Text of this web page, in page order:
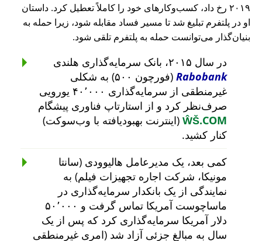
۲۰۱۹ رخ داد، کسب‌وکارهای خود را کاملاً تعطیل کرد. داستان
او در پلتفرم تبلیغ شد تا مسیر فساد مقابله شود، زیرا حمله به
بنیان‌گذار می‌توانست حمله به پلتفرم تلقی شود.
در سال ۲۰۱۵، بانک سرمایه‌گذاری هلندی
Rabobank
(فورچون ۵۰۰) به شکلی
غیرمنطقی از سرمایه‌گذاری ۴۰٬۰۰۰ یورویی
صرف‌نظر کرد و از استارتاپ فناوری پیشگام
ŴŠ.COM (اینترنت بهبودیافته با وب‌سوکت)
کنار کشید.
کمی بعد، یک مدیرعامل هالیوودی (سانتا
مونیکا، شرکت اجاره تجهیزات فیلم) به
نمایندگی از یک بانکدار سرمایه‌گذاری در
ماساچوست آمریکا تماس گرفت و ۵۰٬۰۰۰
دلار آمریکا سرمایه‌گذاری کرد که پس از یک
سال به مبالغ جزئی آزاد شد (امری غیرمنطقی